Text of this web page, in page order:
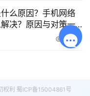
么原因？手机网络
决？原因与对策一
164
利 蜀ICP备15004861号